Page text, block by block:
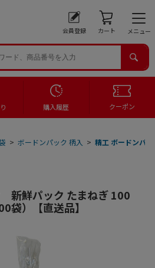
会員登録 カート メニュー
購入履歴 クーポン
> ボードンパック 柄入 > 精工 ボードンパ
新鮮パック たまねぎ 100
袋）【直送品】